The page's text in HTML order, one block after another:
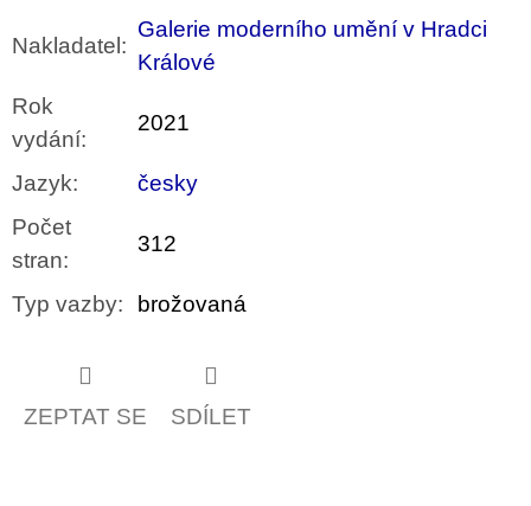
Nakladatel :
Galerie moderního umění v Hradci
Králové
Rok
vydání:
2021
Jazyk:
česky
Počet
stran:
312
Typ vazby: brožovaná
ZEPTAT SE SDÍLET